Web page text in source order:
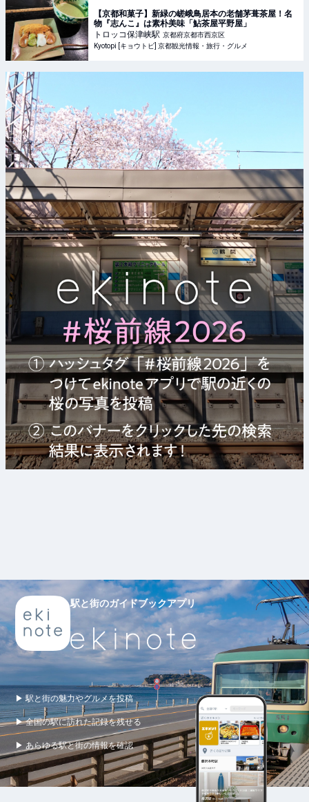
【京都和菓子】新緑の嵯峨鳥居本の老舗茅葺茶屋！名
物『志んこ』は素朴美味「鮎茶屋平野屋」
トロッコ保津峡駅 京都府京都市西京区
Kyotopi [キョウトピ] 京都観光情報・旅行・グルメ
駅と街のガイドブックアプリ
▶ 駅と街の魅力やグルメを投稿
▶ 全国の駅に訪れた記録を残せる
▶ あらゆる駅と街の情報を確認